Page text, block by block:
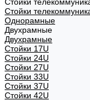
Стойки
Однорамные
Двухрамные
Двухрамные
Стойки 17U
Стойки 24U
Стойки 27U
Стойки 33U
Стойки 37U
Стойки 42U